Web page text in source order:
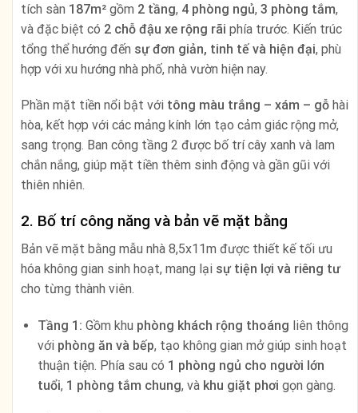
tích sàn 187m² gồm 2 tầng, 4 phòng ngủ, 3 phòng tắm,
và đặc biệt có 2 chỗ đậu xe rộng rãi phía trước. Kiến trúc
tổng thể hướng đến sự đơn giản, tinh tế và hiện đại, phù
hợp với xu hướng nhà phố, nhà vườn hiện nay.
Phần mặt tiền nổi bật với tông màu trắng – xám – gỗ hài
hòa, kết hợp với các mảng kính lớn tạo cảm giác rộng mở,
sang trọng. Ban công tầng 2 được bố trí cây xanh và lam
chắn nắng, giúp mặt tiền thêm sinh động và gần gũi với
thiên nhiên.
2. Bố trí công năng và bản vẽ mặt bằng
Bản vẽ mặt bằng mẫu nhà 8,5x11m được thiết kế tối ưu
hóa không gian sinh hoạt, mang lại sự tiện lợi và riêng tư
cho từng thành viên.
Tầng 1: Gồm khu phòng khách rộng thoáng liên thông
với phòng ăn và bếp, tạo không gian mở giúp sinh hoạt
thuận tiện. Phía sau có 1 phòng ngủ cho người lớn
tuổi, 1 phòng tắm chung, và khu giặt phơi gọn gàng.